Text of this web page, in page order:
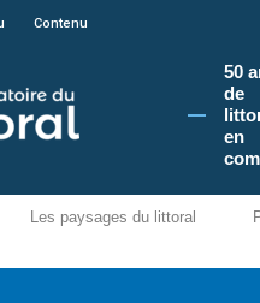
du Conservatoire du littoral, vous
Contenu
50
de
en
Les paysages du littoral